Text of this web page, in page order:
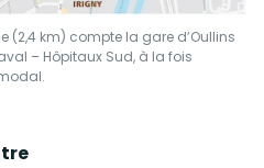
(2,4 km) compte la gare d’Oullins
– Hôpitaux Sud, à la fois